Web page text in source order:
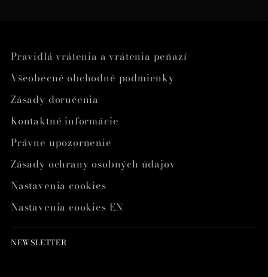
Pravidlá vrátenia a vrátenia peňazí
Všeobecné obchodné podmienky
Zásady doručenia
Kontaktné informácie
Právne upozornenie
Zásady ochrany osobných údajov
Nastavenia cookies
Nastavenia cookies EN
NEWSLETTER